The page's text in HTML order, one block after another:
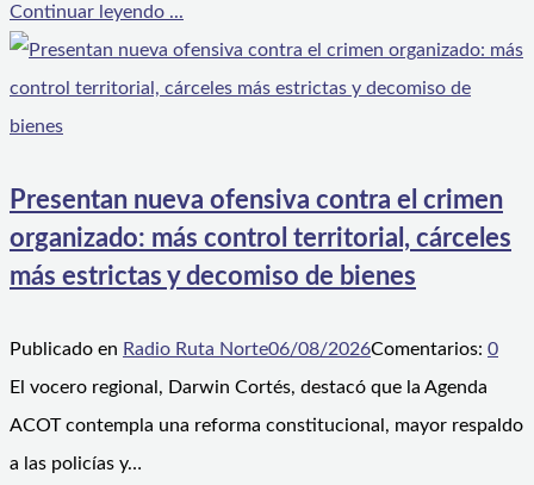
Continuar leyendo ...
Presentan nueva ofensiva contra el crimen
organizado: más control territorial, cárceles
más estrictas y decomiso de bienes
Publicado en Radio Ruta Norte06/08/2026Comentarios: 0
El vocero regional, Darwin Cortés, destacó que la Agenda
ACOT contempla una reforma constitucional, mayor respaldo
a las policías y…